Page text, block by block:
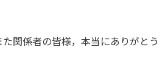
関係者の皆様，本当にありがとう